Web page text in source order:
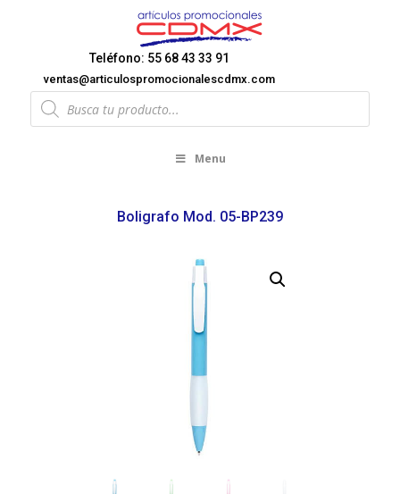
Teléfono: 55 68 43 33 91
ventas@articulospromocionalescdmx.com
Products
search
Menu
Boligrafo Mod. 05-BP239